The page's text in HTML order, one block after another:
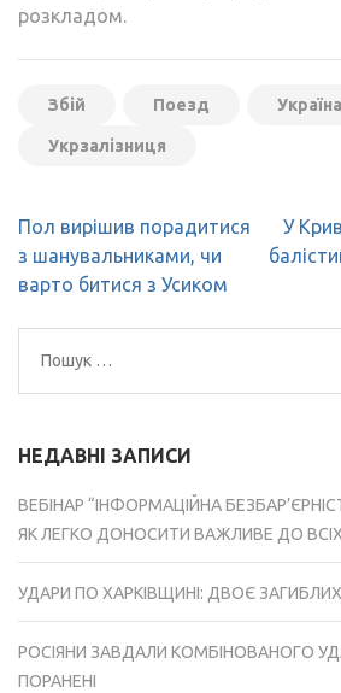
розкладом.
Збій Поезд Україна
Укрзалізниця
Навігація
записів
Пол вирішив порадитися
з шанувальниками, чи
варто битися з Усиком
У
Пошук:
НЕДАВНІ ЗАПИСИ
ВЕБІНАР “ІНФОРМАЦІЙНА
ЯК ЛЕГКО ДОНОСИТИ ВАЖЛИВЕ ДО
УДАРИ ПО ХАРКІВЩИНІ: ДВОЄ
РОСІЯНИ ЗАВДАЛИ КОМБІНОВАНОГО
ПОРАНЕНІ